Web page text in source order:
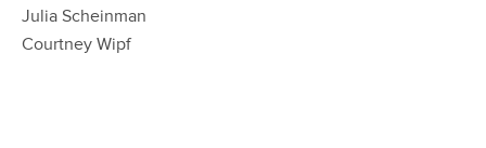
Julia Scheinman
Courtney Wipf